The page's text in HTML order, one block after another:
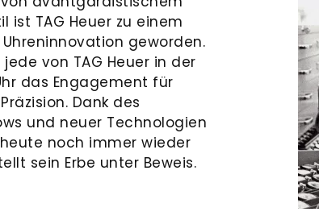
ist TAG Heuer zu einem
geworden.
von TAG Heuer in der
das Engagement für
Dank des
und neuer Technologien
noch immer wieder
sein Erbe unter Beweis.